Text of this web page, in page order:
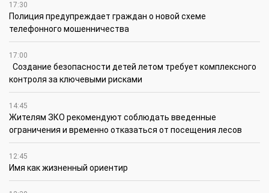
17:30
Полиция предупреждает граждан о новой схеме
телефонного мошенничества
17:00
Создание безопасности детей летом требует комплексного
контроля за ключевыми рисками
14:45
Жителям ЗКО рекомендуют соблюдать введенные
ограничения и временно отказаться от посещения лесов
12:45
Имя как жизненный ориентир